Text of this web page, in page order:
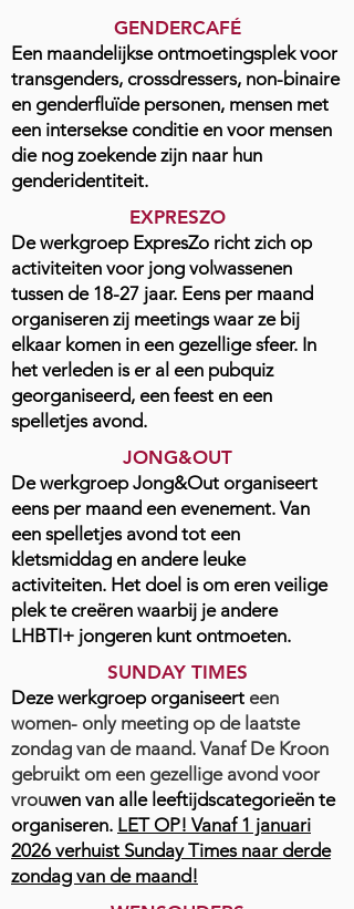
GENDERCAFÉ
Een maandelijkse ontmoetingsplek voor
transgenders, crossdressers, non-binaire
en genderfluïde personen, mensen met
een intersekse conditie en voor mensen
die nog zoekende zijn naar hun
genderidentiteit.
EXPRESZO
De werkgroep ExpresZo richt zich op
activiteiten voor jong volwassenen
tussen de 18-27 jaar. Eens per maand
organiseren zij meetings waar ze bij
elkaar komen in een gezellige sfeer. In
het verleden is er al een pubquiz
georganiseerd, een feest en een
spelletjes avond.
JONG&OUT
De werkgroep Jong&Out organiseert
eens per maand een evenement. Van
een spelletjes avond tot een
kletsmiddag en andere leuke
activiteiten. Het doel is om eren veilige
plek te creëren waarbij je andere
LHBTI+ jongeren kunt ontmoeten.
SUNDAY TIMES
Deze werkgroep organiseert een
women- only meeting op de laatste
zondag van de maand. Vanaf De Kroon
gebruikt om een gezellige avond voor
vrouwen van alle leeftijdscategorieën te
organiseren. LET OP! Vanaf 1 januari
2026 verhuist Sunday Times naar derde
zondag van de maand!